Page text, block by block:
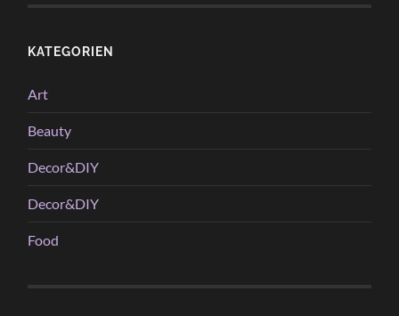
KATEGORIEN
Art
Beauty
Decor&DIY
Decor&DIY
Food